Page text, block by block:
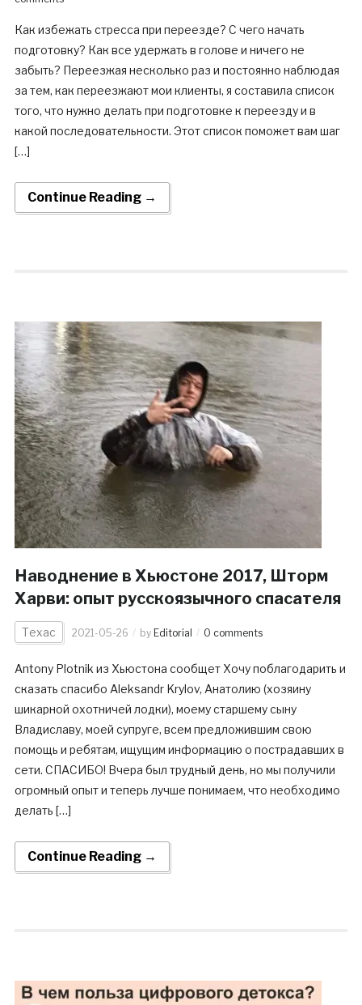
Как избежать стресса при переезде? С чего начать
подготовку? Как все удержать в голове и ничего не
забыть? Переезжая несколько раз и постоянно наблюдая
за тем, как переезжают мои клиенты, я составила список
того, что нужно делать при подготовке к переезду и в
какой последовательности. Этот список поможет вам шаг
[…]
Continue Reading →
Наводнение в Хьюстоне 2017, Шторм
Харви: опыт русскоязычного спасателя
Техас 2021-05-26 by Editorial 0 comments
Antony Plotnik из Хьюстона сообщет Хочу поблагодарить и
сказать спасибо Aleksandr Krylov, Анатолию (хозяину
шикарной охотничей лодки), моему старшему сыну
Владиславу, моей супруге, всем предложившим свою
помощь и ребятам, ищущим информацию о пострадавших в
сети. СПАСИБО! Вчера был трудный день, но мы получили
огромный опыт и теперь лучше понимаем, что необходимо
делать […]
Continue Reading →